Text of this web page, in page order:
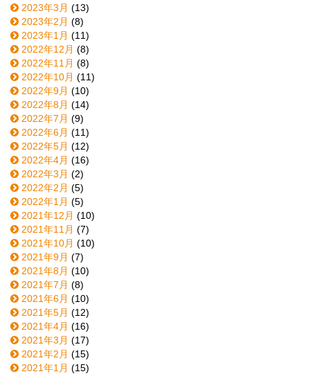
2023年3月 (13)
2023年2月 (8)
2023年1月 (11)
2022年12月 (8)
2022年11月 (8)
2022年10月 (11)
2022年9月 (10)
2022年8月 (14)
2022年7月 (9)
2022年6月 (11)
2022年5月 (12)
2022年4月 (16)
2022年3月 (2)
2022年2月 (5)
2022年1月 (5)
2021年12月 (10)
2021年11月 (7)
2021年10月 (10)
2021年9月 (7)
2021年8月 (10)
2021年7月 (8)
2021年6月 (10)
2021年5月 (12)
2021年4月 (16)
2021年3月 (17)
2021年2月 (15)
2021年1月 (15)